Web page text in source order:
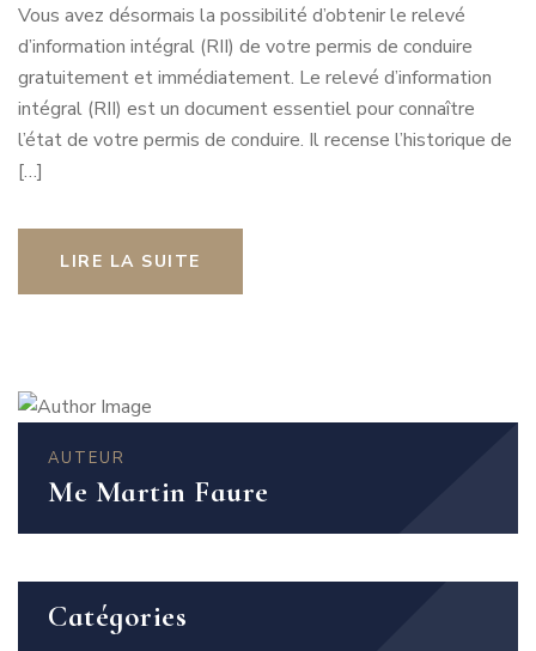
Vous avez désormais la possibilité d’obtenir le relevé
d’information intégral (RII) de votre permis de conduire
gratuitement et immédiatement. Le relevé d’information
intégral (RII) est un document essentiel pour connaître
l’état de votre permis de conduire. Il recense l’historique de
[…]
LIRE LA SUITE
AUTEUR
Me Martin Faure
Catégories